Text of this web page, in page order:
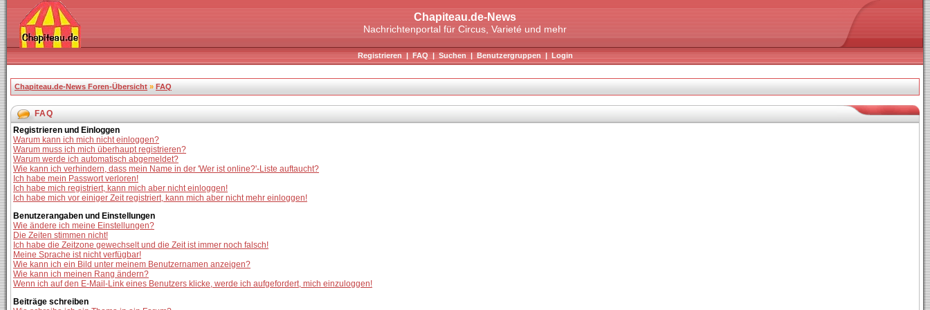
Chapiteau.de-News
Nachrichtenportal für Circus, Varieté und mehr
Registrieren|FAQ|Suchen|Benutzergruppen|Login
Chapiteau.de-News Foren-Übersicht » FAQ
FAQ
Registrieren und Einloggen
Warum kann ich mich nicht einloggen?
Warum muss ich mich überhaupt registrieren?
Warum werde ich automatisch abgemeldet?
Wie kann ich verhindern, dass mein Name in der 'Wer ist online?'-Liste auftaucht?
Ich habe mein Passwort verloren!
Ich habe mich registriert, kann mich aber nicht einloggen!
Ich habe mich vor einiger Zeit registriert, kann mich aber nicht mehr einloggen!
Benutzerangaben und Einstellungen
Wie ändere ich meine Einstellungen?
Die Zeiten stimmen nicht!
Ich habe die Zeitzone gewechselt und die Zeit ist immer noch falsch!
Meine Sprache ist nicht verfügbar!
Wie kann ich ein Bild unter meinem Benutzernamen anzeigen?
Wie kann ich meinen Rang ändern?
Wenn ich auf den E-Mail-Link eines Benutzers klicke, werde ich aufgefordert, mich einzuloggen!
Beiträge schreiben